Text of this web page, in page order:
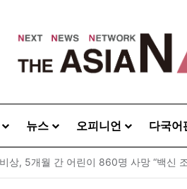
뉴스 오피니언 다국어